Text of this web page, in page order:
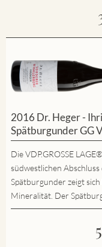
2016 Dr. Heger -
Spätburgunder GG
Die VDP.GROSSE
südwestlichen
Spätburgunder zeigt
Mineralität. Der